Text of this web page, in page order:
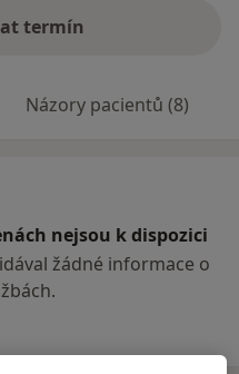
termín
Názory pacientů (8)
nejsou k dispozici
žádné informace o